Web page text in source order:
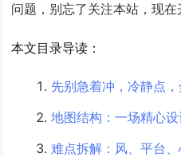
问题，别忘了关注本站，现在
本文目录导读：
先别急着冲，冷静点，
地图结构：一场精心设
难点拆解：风、平台